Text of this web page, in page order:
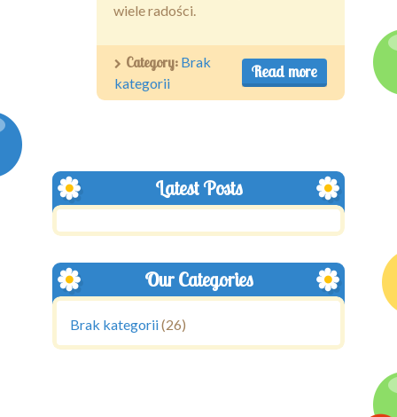
wiele radości.
Read more
Category: Brak
kategorii
Latest Posts
Our Categories
Brak kategorii(26)